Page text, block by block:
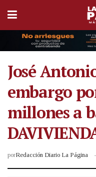
José
embargo
millones a
porRedacción Diario La Página